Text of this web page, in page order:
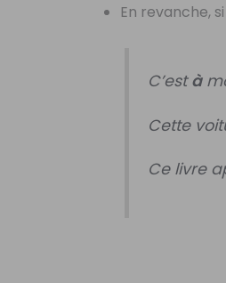
En revanche,
C’està
Cette
Ce livre